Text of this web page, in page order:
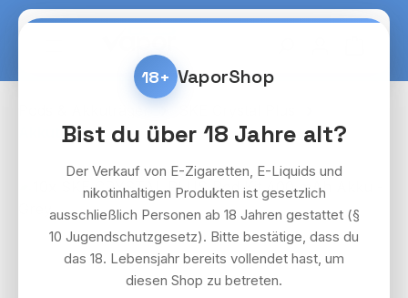
Zum Hauptinhalt springen
Akkuträger
Bildergalerie überspringen
18+ VaporShop
Bist du über 18 Jahre alt?
Der Verkauf von E-Zigaretten, E-Liquids und
nikotinhaltigen Produkten ist gesetzlich
ausschließlich Personen ab 18 Jahren gestattet (§
10 Jugendschutzgesetz). Bitte bestätige, dass du
das 18. Lebensjahr bereits vollendet hast, um
diesen Shop zu betreten.